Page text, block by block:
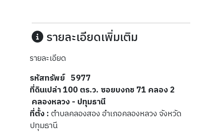
รายละเอียดเพิ่มเติม
รายละเอียด
รหัสทรัพย์ 5977
ที่ดินเปล่า 100 ตร.ว. ซอยบงกช 71 คลอง 2
คลองหลวง - ปทุมธานี
ที่ตั้ง :ตำบลคลองสอง อำเภอคลองหลวง จังหวัด
ปทุมธานี